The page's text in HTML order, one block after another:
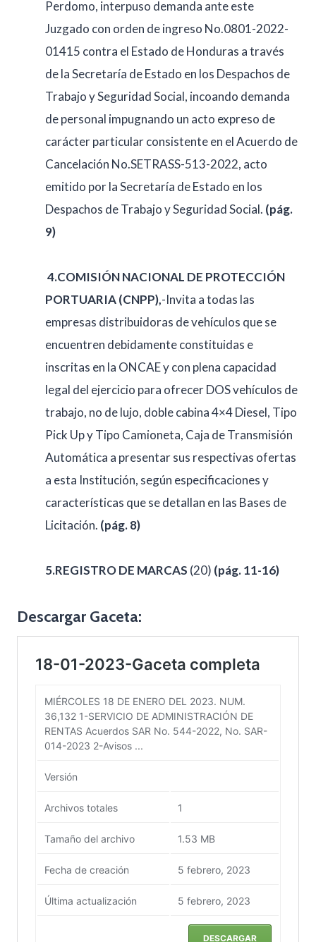
Perdomo, interpuso demanda ante este
Juzgado con orden de ingreso No.0801-2022-
01415 contra el Estado de Honduras a través
de la Secretaría de Estado en los Despachos de
Trabajo y Seguridad Social, incoando demanda
de personal impugnando un acto expreso de
carácter particular consistente en el Acuerdo de
Cancelación No.SETRASS-513-2022, acto
emitido por la Secretaría de Estado en los
Despachos de Trabajo y Seguridad Social. (pág.
9)
4.COMISIÓN NACIONAL DE PROTECCIÓN
PORTUARIA (CNPP),-Invita a todas las
empresas distribuidoras de vehículos que se
encuentren debidamente constituidas e
inscritas en la ONCAE y con plena capacidad
legal del ejercicio para ofrecer DOS vehículos de
trabajo, no de lujo, doble cabina 4×4 Diesel, Tipo
Pick Up y Tipo Camioneta, Caja de Transmisión
Automática a presentar sus respectivas ofertas
a esta Institución, según especificaciones y
características que se detallan en las Bases de
Licitación. (pág. 8)
5.REGISTRO DE MARCAS (20) (pág. 11-16)
Descargar Gaceta: